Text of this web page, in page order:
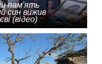
пам'ять
син вижив
(відео)